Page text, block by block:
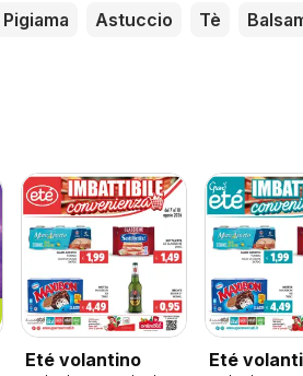
Pigiama Astuccio Tè
Eté volantino
Eté